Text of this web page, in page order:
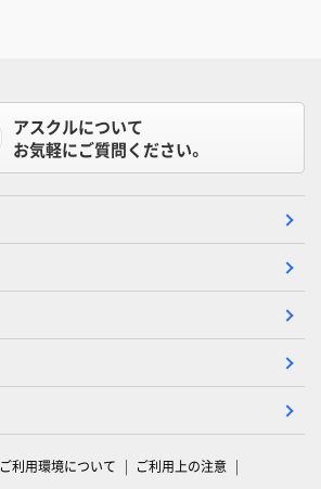
アスクルについて
お気軽にご質問ください。
ご利用環境について
ご利用上の注意